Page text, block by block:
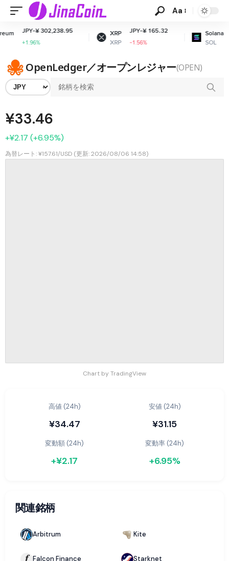
Aa
JPY-¥ 302,238.95
+1.96%
XRP
XRP
JPY-¥ 165.32
-1.56%
Solana
SOL
OpenLedger／オープンレジャー(OPEN)
¥33.46
+¥2.17 (+6.95%)
為替レート: ¥157.61/USD (更新: 2026/08/06 14:58)
Chart by TradingView
高値 (24h)
¥34.47
安値 (24h)
¥31.15
変動額 (24h)
+¥2.17
変動率 (24h)
+6.95%
関連銘柄
Arbitrum Kite
Falcon Finance Starknet